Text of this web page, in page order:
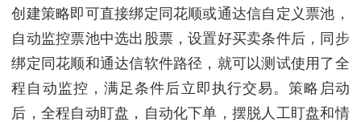
创建策略即可直接绑定同花顺或通达信自定义票池，
自动监控票池中选出股票，设置好买卖条件后，同步
绑定同花顺和通达信软件路径，就可以测试使用了全
程自动监控，满足条件后立即执行交易。策略启动
后，全程自动盯盘，自动化下单，摆脱人工盯盘和情